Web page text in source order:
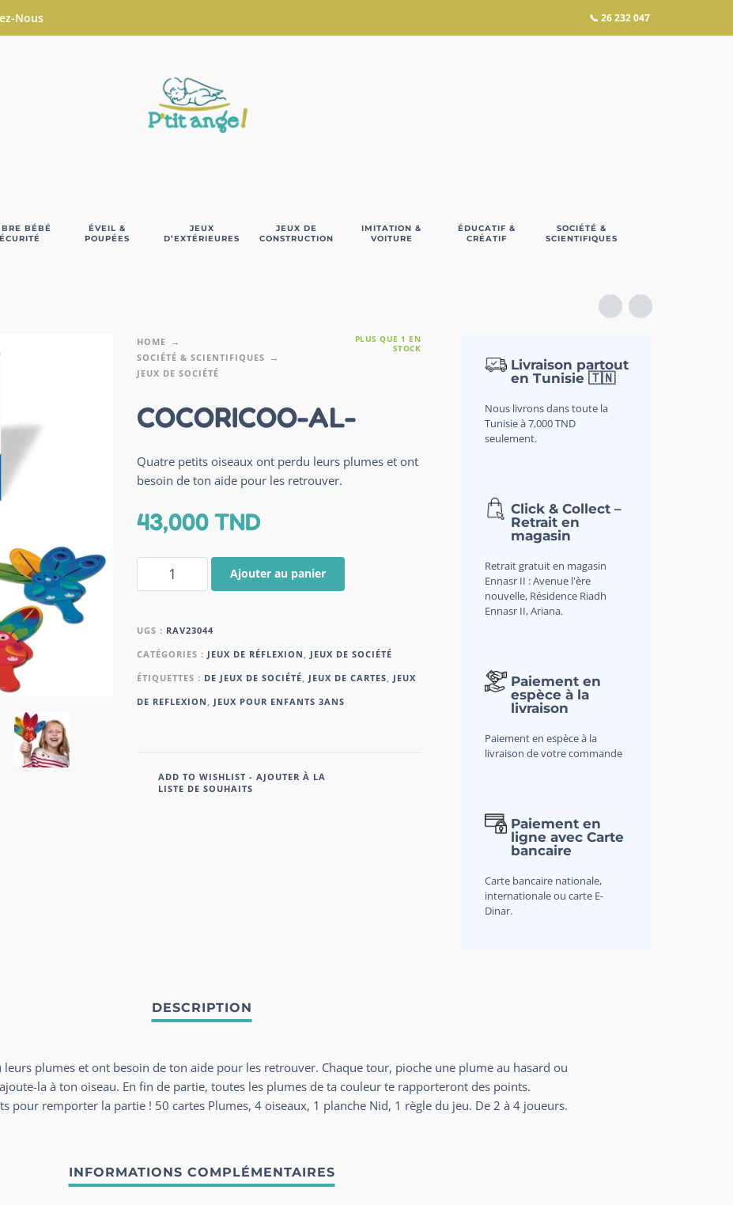
Nous 📞 26 232 047
BÉBÉ
ÉVEIL &
POUPÉES
JEUX
D’EXTÉRIEURES
JEUX DE
CONSTRUCTION
IMITATION &
VOITURE
ÉDUCATIF &
CRÉATIF
SOCIÉTÉ &
SCIENTIFIQUES
HOME
SOCIÉTÉ & SCIENTIFIQUES
JEUX DE SOCIÉTÉ
PLUS QUE 1 EN
STOCK
COCORICOO-AL-
Quatre petits oiseaux ont perdu leurs plumes et ont
besoin de ton aide pour les retrouver.
43,000TND
Ajouter au panier
UGS : RAV23044
CATÉGORIES : JEUX DE RÉFLEXION , JEUX DE SOCIÉTÉ
ÉTIQUETTES : DE JEUX DE SOCIÉTÉ, JEUX DE CARTES, JEUX
DE REFLEXION , JEUX POUR ENFANTS 3ANS
ADD TO WISHLIST - AJOUTER À LA
LISTE DE SOUHAITS
Livraison partout
en Tunisie 🇹🇳
Nous livrons dans toute la
Tunisie à 7,000 TND
seulement.
Click & Collect –
Retrait en
magasin
Retrait gratuit en magasin
Ennasr II : Avenue l'ère
nouvelle, Résidence Riadh
Ennasr II, Ariana.
Paiement en
espèce à la
livraison
Paiement en espèce à la
livraison de votre commande
Paiement en
ligne avec Carte
bancaire
Carte bancaire nationale,
internationale ou carte E-
Dinar.
plumes et ont besoin de ton aide pour les retrouver. Chaque tour, pioche une plume au hasard ou
la à ton oiseau. En fin de partie, toutes les plumes de ta couleur te rapporteront des points.
pour remporter la partie ! 50 cartes Plumes, 4 oiseaux, 1 planche Nid, 1 règle du jeu. De 2 à 4 joueurs.